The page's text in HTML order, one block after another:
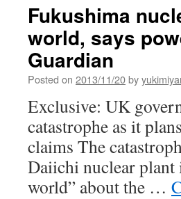
Fukushima
world, says
Guardian
Posted on 2013/11/20by
Exclusive: UK
catastrophe as it
claims The
Daiichi nuclear plant
world” about the …